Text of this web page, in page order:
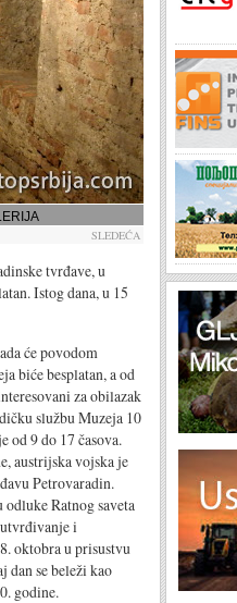
SLEDEĆA
tvrđave, u
Istog dana, u 15
će povodom
biće besplatan, a od
za obilazak
službu Muzeja 10
od 9 do 17 časova.
vojska je
Petrovaradin.
Ratnog saveta
i
oktobra u prisustvu
dan se beleži kao
godine.